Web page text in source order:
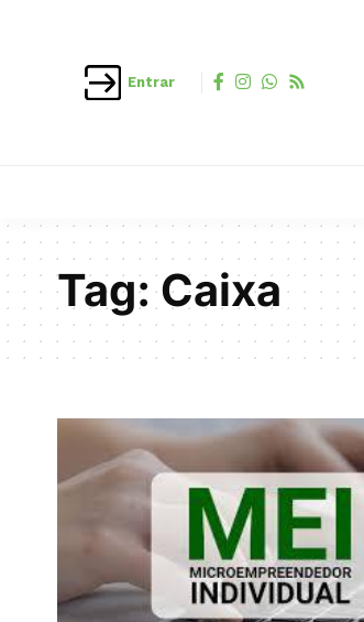
Entrar
Tag:Caixa